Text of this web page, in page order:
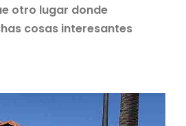
otro lugar donde
cosas interesantes